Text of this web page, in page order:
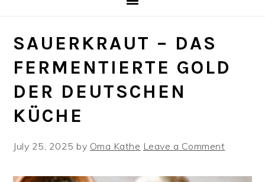
SAUERKRAUT – DAS
FERMENTIERTE GOLD
DER DEUTSCHEN
KÜCHE
July 25, 2025 by Oma Kathe Leave a Comment